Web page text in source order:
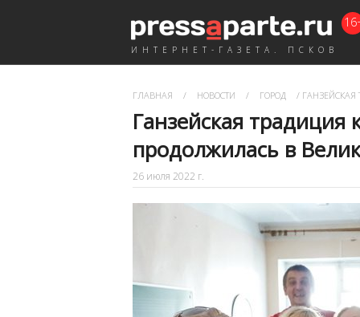
ИНТЕРНЕТ-ГАЗЕТА. ПСКОВ
ГЛАВНАЯ / НОВОСТИ / ГОРОД /
Ганзейская традиция
продолжилась в
26 июля 2022 г.